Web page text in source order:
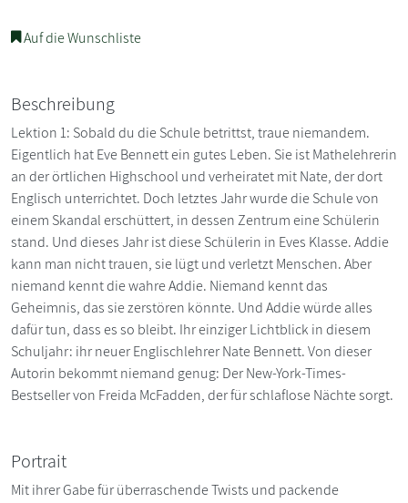
Auf die Wunschliste
Beschreibung
Lektion 1: Sobald du die Schule betrittst, traue niemandem.
Eigentlich hat Eve Bennett ein gutes Leben. Sie ist Mathelehrerin
an der örtlichen Highschool und verheiratet mit Nate, der dort
Englisch unterrichtet. Doch letztes Jahr wurde die Schule von
einem Skandal erschüttert, in dessen Zentrum eine Schülerin
stand. Und dieses Jahr ist diese Schülerin in Eves Klasse. Addie
kann man nicht trauen, sie lügt und verletzt Menschen. Aber
niemand kennt die wahre Addie. Niemand kennt das
Geheimnis, das sie zerstören könnte. Und Addie würde alles
dafür tun, dass es so bleibt. Ihr einziger Lichtblick in diesem
Schuljahr: ihr neuer Englischlehrer Nate Bennett. Von dieser
Autorin bekommt niemand genug: Der New-York-Times-
Bestseller von Freida McFadden, der für schlaflose Nächte sorgt.
Portrait
Mit ihrer Gabe für überraschende Twists und packende